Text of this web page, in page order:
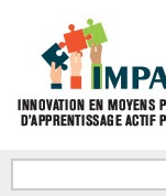
FORMULAIRE DE